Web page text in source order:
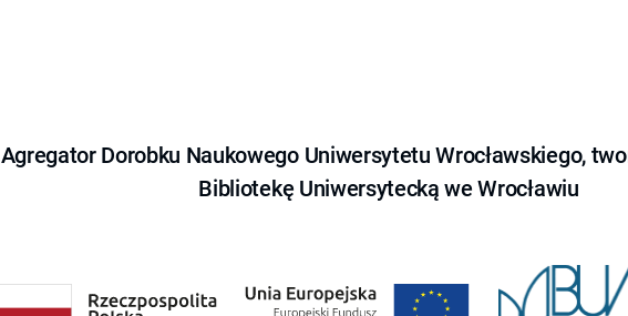
Agregator Dorobku Naukowego Uniwersytetu Wrocławskiego,
Bibliotekę Uniwersytecką we Wrocławiu